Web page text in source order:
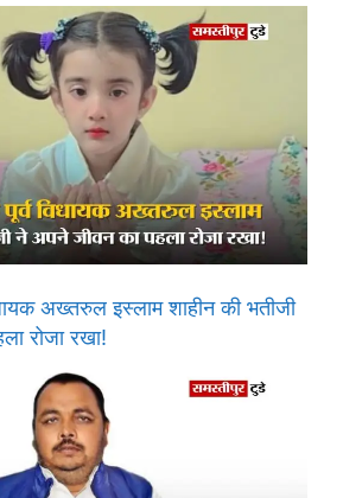
अख्तरुल इस्लाम शाहीन की भतीजी
रोजा रखा!